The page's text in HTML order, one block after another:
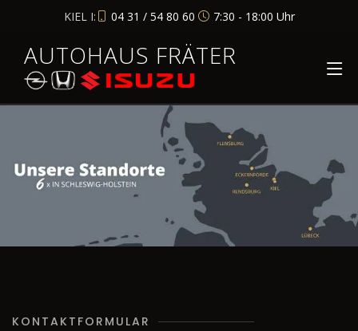
KIEL I: 04 31 / 54 80 60 7:30 - 18:00 Uhr
AUTOHAUS FRÄTER
KONTAKTFORMULAR